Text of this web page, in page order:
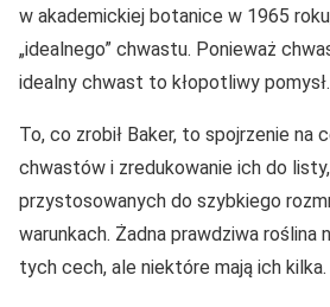
w akademickiej botanice w 1965
„idealnego” chwastu. Ponieważ
idealny chwast to kłopotliwy pomysł.
To, co zrobił Baker, to spojrzenie na
chwastów i zredukowanie ich do
przystosowanych do szybkiego
warunkach. Żadna prawdziwa roślina
tych cech, ale niektóre mają ich kilka.